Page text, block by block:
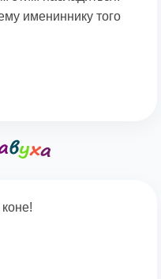
имениннику того